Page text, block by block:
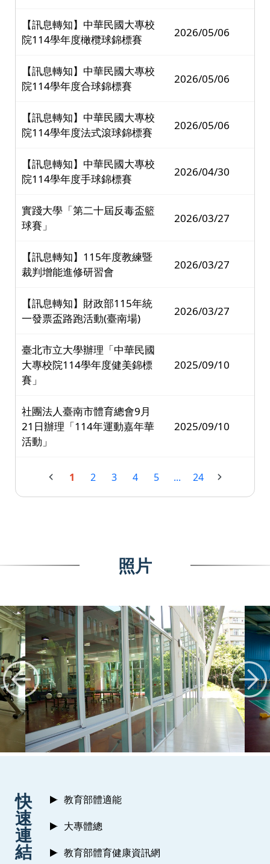
【訊息轉知】中華民國大專校
院114學年度橄欖球錦標賽
2026/05/06
【訊息轉知】中華民國大專校
院114學年度合球錦標賽
2026/05/06
【訊息轉知】中華民國大專校
院114學年度法式滾球錦標賽
2026/05/06
【訊息轉知】中華民國大專校
院114學年度手球錦標賽
2026/04/30
實踐大學「第二十屆反毒盃籃
球賽」
2026/03/27
【訊息轉知】115年度教練暨
裁判增能進修研習會
2026/03/27
【訊息轉知】財政部115年統
一發票盃路跑活動(臺南場)
2026/03/27
臺北市立大學辦理「中華民國
大專校院114學年度健美錦標
賽」
2025/09/10
社團法人臺南市體育總會9月
21日辦理「114年運動嘉年華
活動」
2025/09/10
1 2 3 4 5 ... 24
照片
快
速
連
結
教育部體適能
大專體總
教育部體育健康資訊網